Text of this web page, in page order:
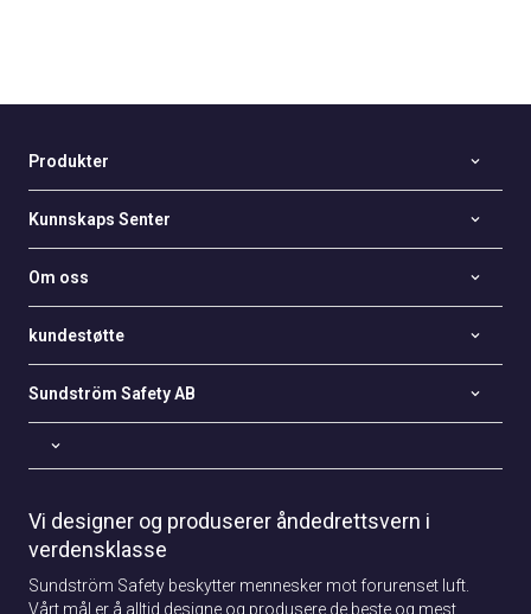
Produkter
Kunnskaps Senter
Om oss
kundestøtte
Sundström Safety AB
Vi designer og produserer åndedrettsvern i
verdensklasse
Sundström Safety beskytter mennesker mot forurenset luft.
Vårt mål er å alltid designe og produsere de beste og mest